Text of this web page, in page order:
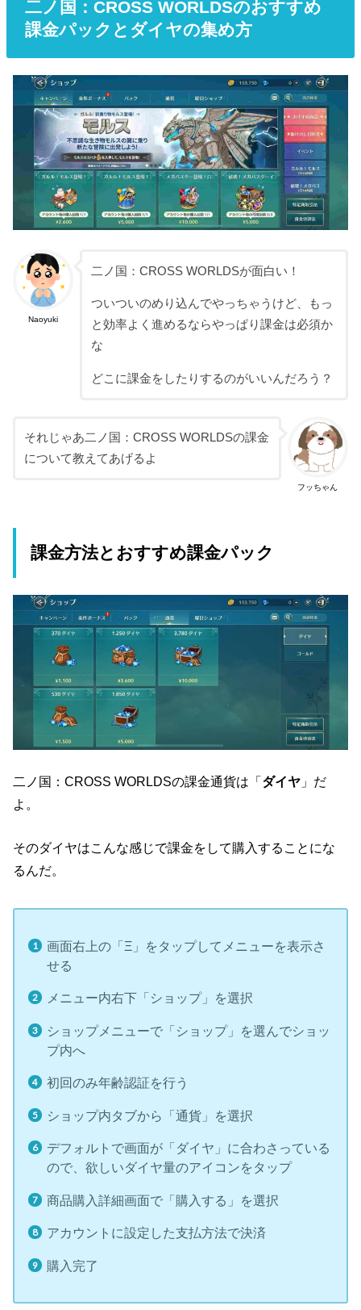
二ノ国：CROSS WORLDSのおすすめ
課金パックとダイヤの集め方
Naoyuki
二ノ国：CROSS WORLDSが面白い！
ついついのめり込んでやっちゃうけど、もっ
と効率よく進めるならやっぱり課金は必須か
な
どこに課金をしたりするのがいいんだろう？
フッちゃん
それじゃあ二ノ国：CROSS WORLDSの課金
について教えてあげるよ
課金方法とおすすめ課金パック
二ノ国：CROSS WORLDSの課金通貨は「ダイヤ 」だ
よ。
そのダイヤはこんな感じで課金をして購入することにな
るんだ。
画面右上の「Ξ」をタップしてメニューを表示さ
せる
メニュー内右下「ショップ」を選択
ショップメニューで「ショップ」を選んでショッ
プ内へ
初回のみ年齢認証を行う
ショップ内タブから「通貨」を選択
デフォルトで画面が「ダイヤ」に合わさっている
ので、欲しいダイヤ量のアイコンをタップ
商品購入詳細画面で「購入する」を選択
アカウントに設定した支払方法で決済
購入完了